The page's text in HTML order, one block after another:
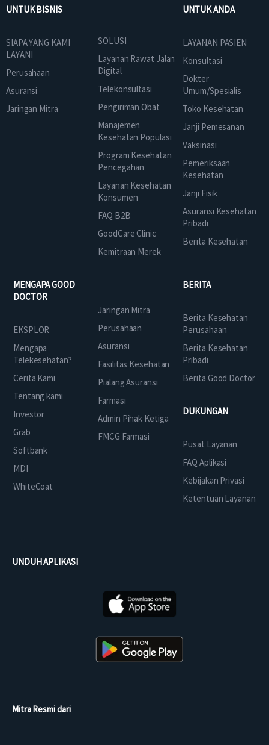
UNTUK BISNIS
SIAPA YANG KAMI
LAYANI
Perusahaan
Asuransi
Jaringan Mitra
SOLUSI
Layanan Rawat Jalan
Digital
Telekonsultasi
Pengiriman Obat
Manajemen
Kesehatan Populasi
Program Kesehatan
Pencegahan
Layanan Kesehatan
Konsumen
FAQ B2B
GoodCare Clinic
Kemitraan Merek
UNTUK ANDA
LAYANAN PASIEN
Konsultasi
Dokter
Umum/Spesialis
Toko Kesehatan
Janji Pemesanan
Vaksinasi
Pemeriksaan
Kesehatan
Janji Fisik
Asuransi Kesehatan
Pribadi
Berita Kesehatan
MENGAPA GOOD
DOCTOR
EKSPLOR
Mengapa
Telekesehatan?
Cerita Kami
Tentang kami
Investor
Grab
Softbank
MDI
WhiteCoat
Jaringan Mitra
Perusahaan
Asuransi
Fasilitas Kesehatan
Pialang Asuransi
Farmasi
Admin Pihak Ketiga
FMCG Farmasi
BERITA
Berita Kesehatan
Perusahaan
Berita Kesehatan
Pribadi
Berita Good Doctor
DUKUNGAN
Pusat Layanan
FAQ Aplikasi
Kebijakan Privasi
Ketentuan Layanan
UNDUH APLIKASI
Mitra Resmi dari